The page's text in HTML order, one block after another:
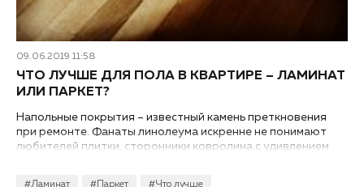
09.06.2019 11:58
#Ламинат #Паркет #Что лучше
ЧТО ЛУЧШЕ ДЛЯ ПОЛА В КВАРТИРЕ – ЛАМИНАТ
ИЛИ ПАРКЕТ?
Напольные покрытия – известный камень преткновения
при ремонте. Фанаты линолеума искренне не понимают
любителей плитки, сторонники ковролина с удивлением